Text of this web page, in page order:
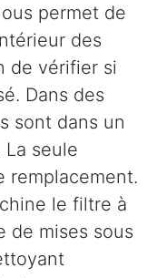
permet de
des
de vérifier si
Dans des
sont dans un
seule
remplacement.
le filtre à
de mises sous